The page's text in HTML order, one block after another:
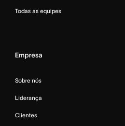
Todas as equipes
Empresa
Sobre nós
Liderança
Clientes